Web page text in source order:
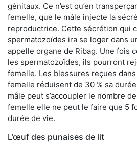
génitaux. Ce n’est qu’en
femelle, que le mâle injecte la
reproductrice. Cette sécrétion qui
spermatozoïdes ira se loger dans
appelle organe de Ribag. Une fois
les spermatozoïdes, ils pourront
femelle. Les blessures reçues dans
femelle réduisent de 30 % sa
mâle peut s’accoupler le nombre
femelle elle ne peut le faire que 5
durée de vie.
L’œuf des punaises de lit